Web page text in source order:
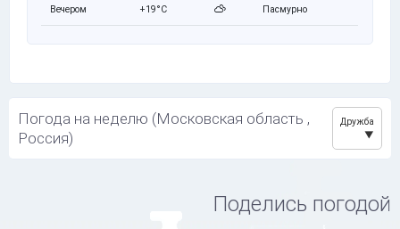
Вечером +19°C Пасмурно
Погода на неделю (Московская область ,
Россия)
Дружба
Поделись погодой